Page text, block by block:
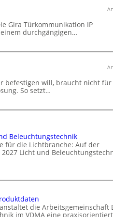
Gira Türkommunikation IP
durchgängigen…
befestigen will, braucht nicht für
So setzt…
Beleuchtungstechnik
für die Lichtbranche: Auf der
Licht und
die Arbeitsgemeinschaft
im VDMA eine